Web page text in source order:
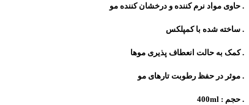
. حاوی مواد نرم کننده و درخشان کننده مو
. ساخته شده با کمپلکس
. کمک به حالت انعطاف پذیری موها
. موثر در حفظ رطوبت تارهای مو
. حجم : 400ml